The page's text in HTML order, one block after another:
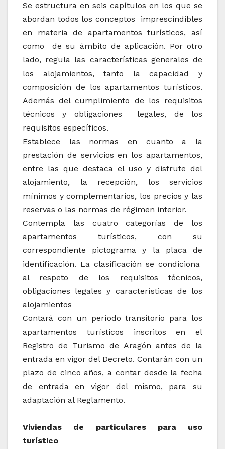
Se estructura en seis capítulos en los que se
abordan todos los conceptos imprescindibles
en materia de apartamentos turísticos, así
como de su ámbito de aplicación. Por otro
lado, regula las características generales de
los alojamientos, tanto la capacidad y
composición de los apartamentos turísticos.
Además del cumplimiento de los requisitos
técnicos y obligaciones legales, de los
requisitos específicos.
Establece las normas en cuanto a la
prestación de servicios en los apartamentos,
entre las que destaca el uso y disfrute del
alojamiento, la recepción, los servicios
mínimos y complementarios, los precios y las
reservas o las normas de régimen interior.
Contempla las cuatro categorías de los
apartamentos turísticos, con su
correspondiente pictograma y la placa de
identificación. La clasificación se condiciona
al respeto de los requisitos técnicos,
obligaciones legales y características de los
alojamientos
Contará con un período transitorio para los
apartamentos turísticos inscritos en el
Registro de Turismo de Aragón antes de la
entrada en vigor del Decreto. Contarán con un
plazo de cinco años, a contar desde la fecha
de entrada en vigor del mismo, para su
adaptación al Reglamento.
Viviendas de particulares para uso
turístico